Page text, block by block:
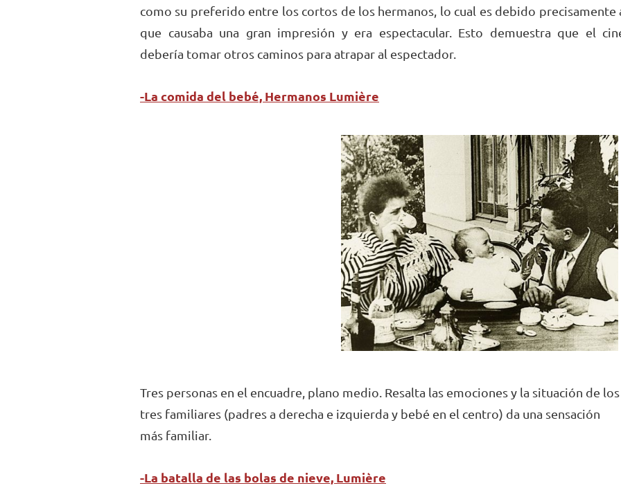
como su preferido entre los cortos de los hermanos, lo cual es debido precisamente
que causaba una gran impresión y era espectacular. Esto demuestra que el
debería tomar otros caminos para atrapar al espectador.
-La comida del bebé, Hermanos Lumière
Tres personas en el encuadre, plano medio. Resalta las emociones y la situación de los
tres familiares (padres a derecha e izquierda y bebé en el centro) da una sensación
más familiar.
-La batalla de las bolas de nieve, Lumière